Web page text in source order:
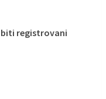
biti registrovani